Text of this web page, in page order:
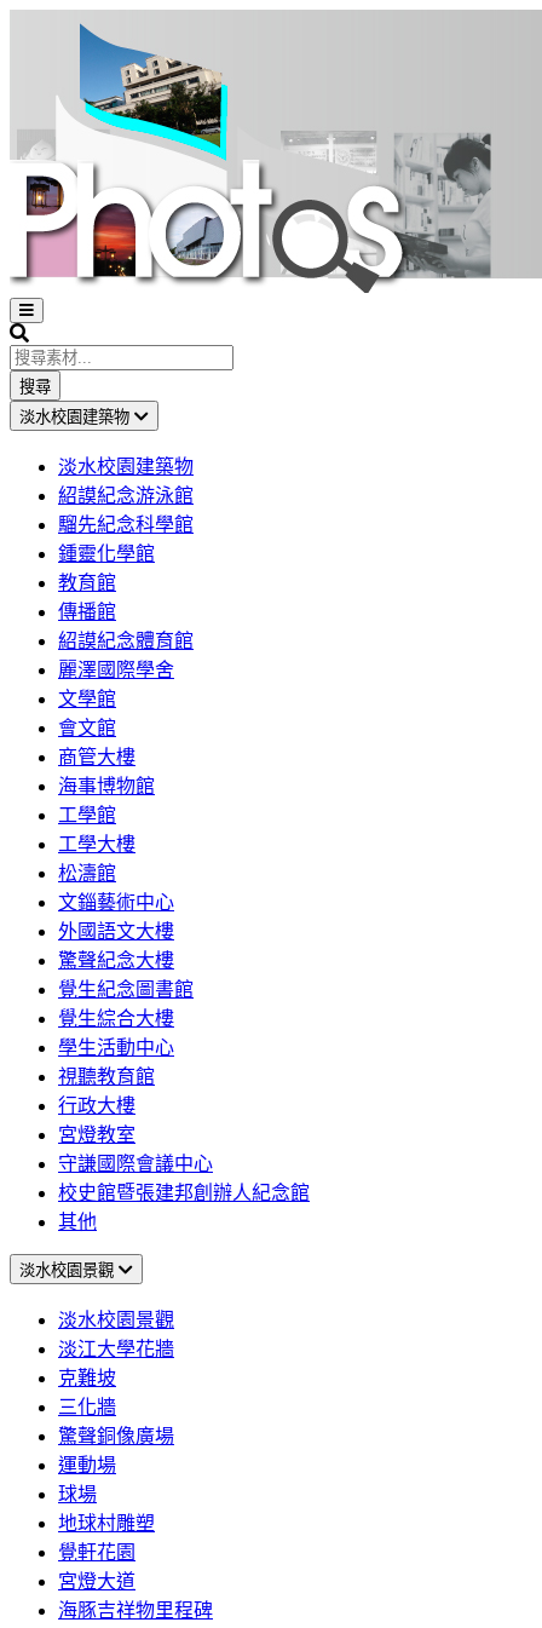
Open
sidebar
Search
搜尋
淡水校園建築物
淡水校園建築物
紹謨紀念游泳館
騮先紀念科學館
鍾靈化學館
教育館
傳播館
紹謨紀念體育館
麗澤國際學舍
文學館
會文館
商管大樓
海事博物館
工學館
工學大樓
松濤館
文錙藝術中心
外國語文大樓
驚聲紀念大樓
覺生紀念圖書館
覺生綜合大樓
學生活動中心
視聽教育館
行政大樓
宮燈教室
守謙國際會議中心
校史館暨張建邦創辦人紀念館
其他
淡水校園景觀
淡水校園景觀
淡江大學花牆
克難坡
三化牆
驚聲銅像廣場
運動場
球場
地球村雕塑
覺軒花園
宮燈大道
海豚吉祥物里程碑